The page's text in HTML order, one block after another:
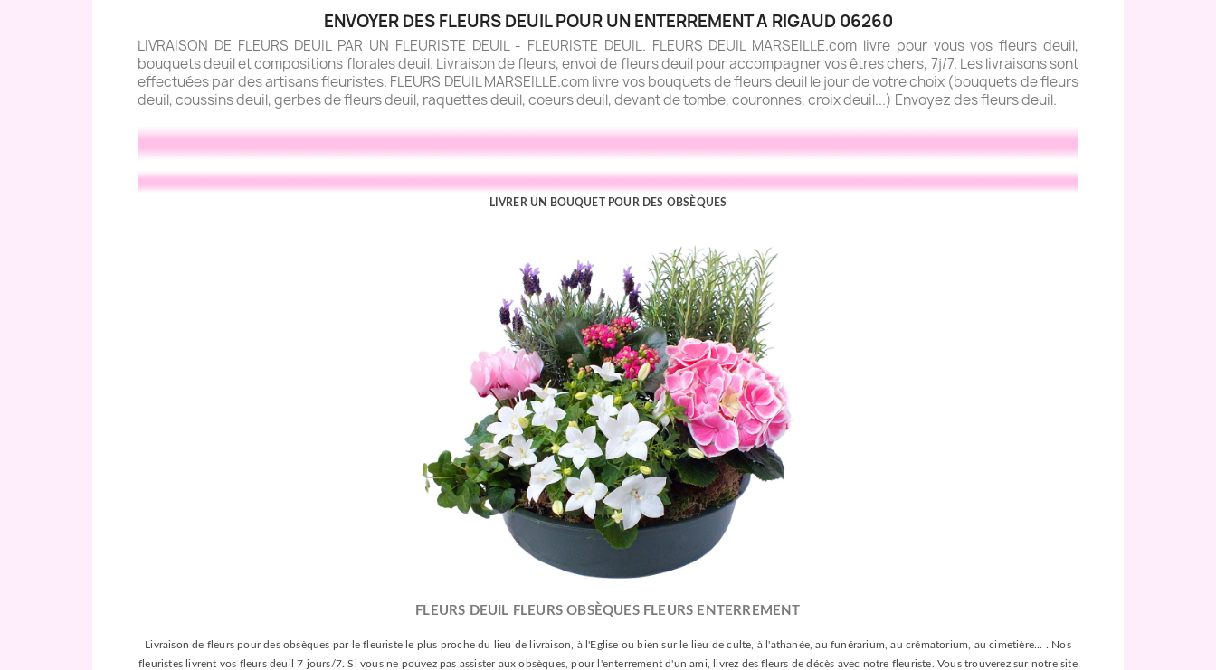
ENVOYER DES FLEURS DEUIL POUR UN ENTERREMENT A RIGAUD 06260
LIVRAISON DE FLEURS DEUIL PAR UN FLEURISTE DEUIL - FLEURISTE DEUIL. FLEURS DEUIL MARSEILLE.com livre pour vous vos fleurs deuil,
bouquets deuil et compositions florales deuil. Livraison de fleurs, envoi de fleurs deuil pour accompagner vos êtres chers, 7j/7. Les livraisons sont
effectuées par des artisans fleuristes. FLEURS DEUIL MARSEILLE.com livre vos bouquets de fleurs deuil le jour de votre choix (bouquets de fleurs
deuil, coussins deuil, gerbes de fleurs deuil, raquettes deuil, coeurs deuil, devant de tombe, couronnes, croix deuil...) Envoyez des fleurs deuil.
LIVRER UN BOUQUET POUR DES OBSÈQUES
FLEURS DEUIL FLEURS OBSÈQUES FLEURS ENTERREMENT
Livraison de fleurs pour des obsèques par le fleuriste le plus proche du lieu de livraison, à l'Eglise ou bien sur le lieu de culte, à l'athanée, au funérarium, au crématorium, au cimetière... . Nos
fleuristes livrent vos fleurs deuil 7 jours/7. Si vous ne pouvez pas assister aux obsèques, pour l'enterrement d'un ami, livrez des fleurs de décès avec notre fleuriste. Vous trouverez sur notre site